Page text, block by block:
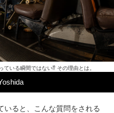
いる瞬間ではない⁉︎ その理由とは。
いると、こんな質問をされる